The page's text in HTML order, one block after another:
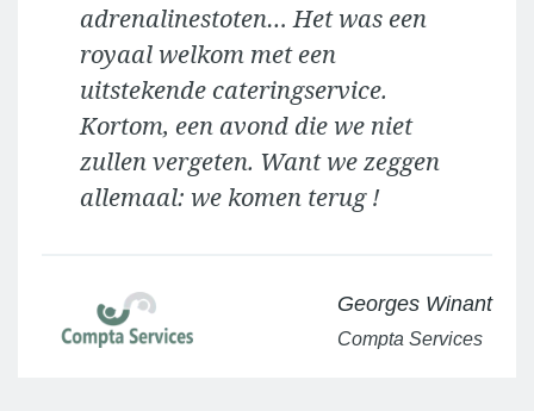
adrenalinestoten… Het was een
royaal welkom met een
uitstekende cateringservice.
Kortom, een avond die we niet
zullen vergeten. Want we zeggen
allemaal: we komen terug !
Georges Winant
Compta Services